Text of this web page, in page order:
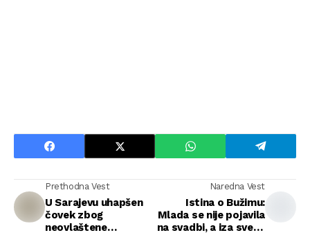
Prethodna Vest
U Sarajevu uhapšen
čovek zbog
neovlaštene
Naredna Vest
Istina o Bužimu:
Mlada se nije pojavila
na svadbi, a iza svega